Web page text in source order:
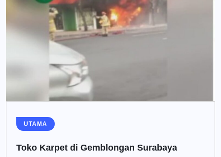
UTAMA
Toko Karpet di Gemblongan Surabaya